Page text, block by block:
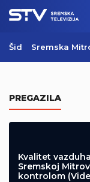
Šid Sremska
PREGAZILA
Kvalitet
Sremskoj
kontrolom